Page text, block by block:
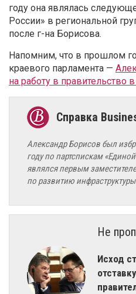
году она являлась
России» в региональной
после г-на Борисова.
Напомним, что в прошлом
краевого парламента —
на работу в правительство
Александр Борисов был
году по партспискам
являлся первым
по развитию
Не
Исход